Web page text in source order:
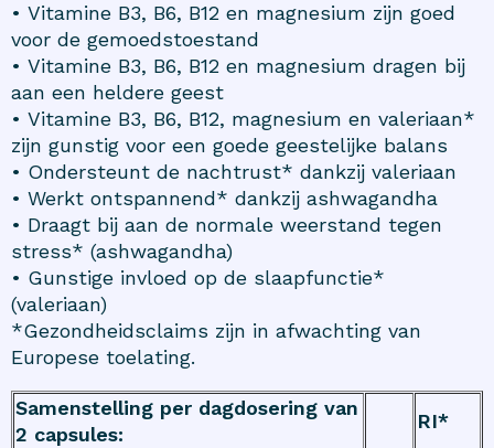
• Vitamine B3, B6, B12 en magnesium zijn goed
voor de gemoedstoestand
• Vitamine B3, B6, B12 en magnesium dragen bij
aan een heldere geest
• Vitamine B3, B6, B12, magnesium en valeriaan*
zijn gunstig voor een goede geestelijke balans
• Ondersteunt de nachtrust* dankzij valeriaan
• Werkt ontspannend* dankzij ashwagandha
• Draagt bij aan de normale weerstand tegen
stress* (ashwagandha)
• Gunstige invloed op de slaapfunctie*
(valeriaan)
*Gezondheidsclaims zijn in afwachting van
Europese toelating.
Samenstelling per dagdosering van
2 capsules:
RI*